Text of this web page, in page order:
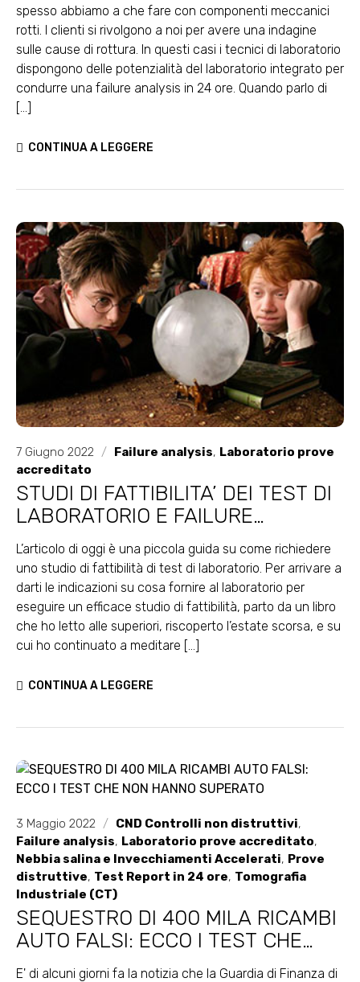
spesso abbiamo a che fare con componenti meccanici
rotti. I clienti si rivolgono a noi per avere una indagine
sulle cause di rottura. In questi casi i tecnici di laboratorio
dispongono delle potenzialità del laboratorio integrato per
condurre una failure analysis in 24 ore. Quando parlo di
[...]
CONTINUA A LEGGERE
7 Giugno 2022 / Failure analysis, Laboratorio prove
accreditato
STUDI DI FATTIBILITA’ DEI TEST DI
LABORATORIO E FAILURE
ANALYSIS: TRA MAGIA E METODO
SCIENTIFICO
L’articolo di oggi è una piccola guida su come richiedere
uno studio di fattibilità di test di laboratorio. Per arrivare a
darti le indicazioni su cosa fornire al laboratorio per
eseguire un efficace studio di fattibilità, parto da un libro
che ho letto alle superiori, riscoperto l’estate scorsa, e su
cui ho continuato a meditare [...]
CONTINUA A LEGGERE
3 Maggio 2022 / CND Controlli non distruttivi,
Failure analysis, Laboratorio prove accreditato,
Nebbia salina e Invecchiamenti Accelerati, Prove
distruttive, Test Report in 24 ore, Tomografia
Industriale (CT)
SEQUESTRO DI 400 MILA RICAMBI
AUTO FALSI: ECCO I TEST CHE
NON HANNO SUPERATO
E' di alcuni giorni fa la notizia che la Guardia di Finanza di